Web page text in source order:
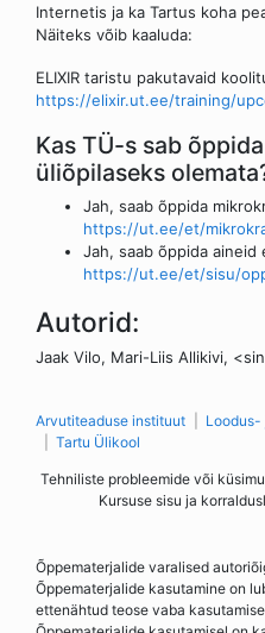
Internetis ja ka Tartus koha
Näiteks võib kaaluda:
ELIXIR taristu pakutavaid
https://elixir.ut.ee/training/
Kas TÜ-s sab
üliõpilaseks
Jah, saab õppida
https://ut.ee/et/
Jah, saab õppida aineid
https://ut.ee/et/sisu/
Autorid:
Jaak Vilo, Mari-Liis Allikivi,
Arvutiteaduse instituut
Tartu Ülikool
Tehniliste probleemide või
Kursuse sisu ja
Õppematerjalide varalised
Õppematerjalide kasutamine on
ettenähtud teose vaba